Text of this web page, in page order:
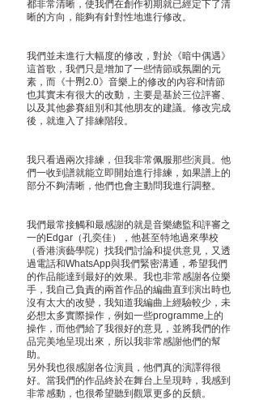
都非常清晰，使我們在創作初期就已經定下了清
晰的方向，能夠有針對性地進行修改。
我們並未進行大幅度的修改，對於《暗中偶遇》
這首歌，我們只是增加了一些情節或氛圍的元
素，而《十𠝹2.0》音樂上的修改的內容和情節
也其實未有很大的改動，主要是基於三位評審、
以及其他參賽組別和其他朋友的建議。修改完成
後，就進入了排練階段。
我只看過兩次排練，但我非常佩服那些演員。他
們一收到譜就能立即開始進行排練，如果譜上的
部分不夠清晰，他們也會主動問我進行調整。
我們最常接觸和最感謝的就是音樂總監和評審之
一的Edgar（孔奕佳），他甚至特地過來學校
（香港演藝學院）找我們討論和提供意見，又透
過電話和WhatsApp與我們緊密溝通，希望我們
的作品能達到最好的效果。我也非常感謝各位樂
手，我自己負責的兩首作品的編曲直到演出時也
沒有太大的改變，我知道我編曲上經驗較少，未
必想太多實際操作，例如一些programme上的
操作，而他們給了我很好的意見，並將我們的作
品完美地呈現出來，所以我非常感謝他們的幫
助。
另外我也很感謝各位演員，他們真的演譯得很
好。當我們的作品終於在舞台上呈現時，我感到
非常感動，也很希望聽到觀眾更多的反饋。